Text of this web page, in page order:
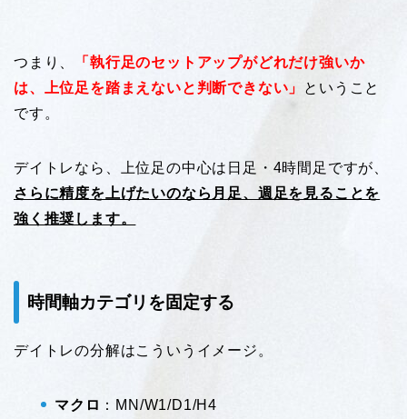
つまり、
「執行足のセットアップがどれだけ強いか
は、上位足を踏まえないと判断できない」
ということ
です。
デイトレなら、上位足の中心は日足・4時間足ですが、
さらに精度を上げたいのなら月足、週足を見ることを
強く推奨します。
時間軸カテゴリを固定する
デイトレの分解はこういうイメージ。
マクロ ：MN/W1/D1/H4